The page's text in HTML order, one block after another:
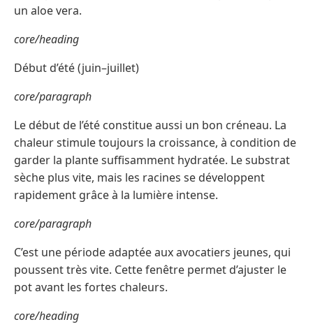
un aloe vera.
core/heading
Début d’été (juin–juillet)
core/paragraph
Le début de l’été constitue aussi un bon créneau. La
chaleur stimule toujours la croissance, à condition de
garder la plante suffisamment hydratée. Le substrat
sèche plus vite, mais les racines se développent
rapidement grâce à la lumière intense.
core/paragraph
C’est une période adaptée aux avocatiers jeunes, qui
poussent très vite. Cette fenêtre permet d’ajuster le
pot avant les fortes chaleurs.
core/heading